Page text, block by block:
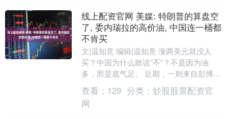
线上配资官网 美媒: 特朗普的算盘空
了, 委内瑞拉的高价油, 中国连一桶都
不肯买
文|温知意 编辑|温知意 涨两美元就没人
买？中国为什么敢说“不”？不是因为油
多，而是底气足。 近期，一则来自彭博社
的报道在能源界引发不小震动。 报道中提
到，美国....
查看： 129 分类： 炒股股票配资官
网